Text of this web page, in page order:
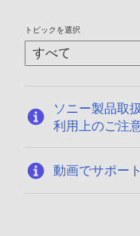
トピックを選択
ソニー製品取
利用上のご注
動画でサポー